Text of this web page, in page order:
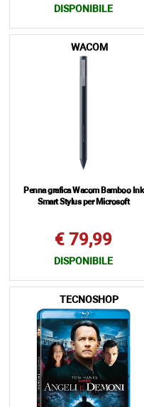
DISPONIBILE
WACOM
Penna grafica Wacom Bamboo Ink
Smart Stylus per Microsoft
€ 79,99
DISPONIBILE
TECNOSHOP